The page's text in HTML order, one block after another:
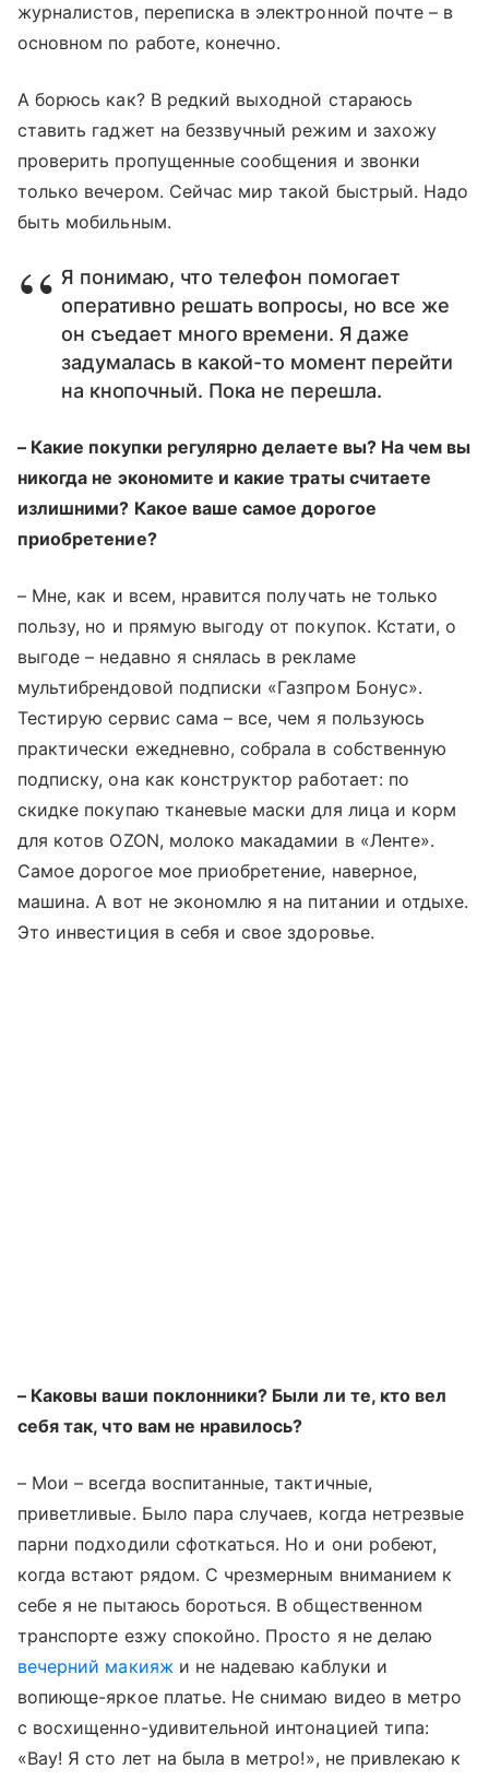
журналистов, переписка в электронной почте – в
основном по работе, конечно.
А борюсь как? В редкий выходной стараюсь
ставить гаджет на беззвучный режим и захожу
проверить пропущенные сообщения и звонки
только вечером. Сейчас мир такой быстрый. Надо
быть мобильным.
Я понимаю, что телефон помогает
оперативно решать вопросы, но все же
он съедает много времени. Я даже
задумалась в какой-то момент перейти
на кнопочный. Пока не перешла.
– Какие покупки регулярно делаете вы? На чем вы
никогда не экономите и какие траты считаете
излишними? Какое ваше самое дорогое
приобретение?
– Мне, как и всем, нравится получать не только
пользу, но и прямую выгоду от покупок. Кстати, о
выгоде – недавно я снялась в рекламе
мультибрендовой подписки «Газпром Бонус».
Тестирую сервис сама – все, чем я пользуюсь
практически ежедневно, собрала в собственную
подписку, она как конструктор работает: по
скидке покупаю тканевые маски для лица и корм
для котов OZON, молоко макадамии в «Ленте».
Самое дорогое мое приобретение, наверное,
машина. А вот не экономлю я на питании и отдыхе.
Это инвестиция в себя и свое здоровье.
– Каковы ваши поклонники? Были ли те, кто вел
себя так, что вам не нравилось?
– Мои – всегда воспитанные, тактичные,
приветливые. Было пара случаев, когда нетрезвые
парни подходили сфоткаться. Но и они робеют,
когда встают рядом. С чрезмерным вниманием к
себе я не пытаюсь бороться. В общественном
транспорте езжу спокойно. Просто я не делаю
вечерний макияжи не надеваю каблуки и
вопиюще-яркое платье. Не снимаю видео в метро
с восхищенно-удивительной интонацией типа:
«Вау! Я сто лет на была в метро!», не привлекаю к